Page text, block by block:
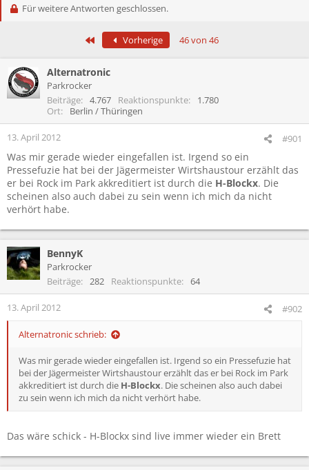
t
r
t
a
m
Für weitere Antworten geschlossen.
Erste Vorherige 46 von 46
Alternatronic
Parkrocker
Beiträge
4.767 Reaktionspunkte
1.780
Ort
Berlin / Thüringen
13. April 2012 #901
Was mir gerade wieder eingefallen ist. Irgend so ein
Pressefuzie hat bei der Jägermeister Wirtshaustour erzählt das
er bei Rock im Park akkreditiert ist durch die H-Blockx. Die
scheinen also auch dabei zu sein wenn ich mich da nicht
verhört habe.
BennyK
Parkrocker
Beiträge
282 Reaktionspunkte 64
13. April 2012 #902
Alternatronic schrieb:
Was mir gerade wieder eingefallen ist. Irgend so ein Pressefuzie hat
bei der Jägermeister Wirtshaustour erzählt das er bei Rock im Park
akkreditiert ist durch die H-Blockx. Die scheinen also auch dabei
zu sein wenn ich mich da nicht verhört habe.
Das wäre schick - H-Blockx sind live immer wieder ein Brett